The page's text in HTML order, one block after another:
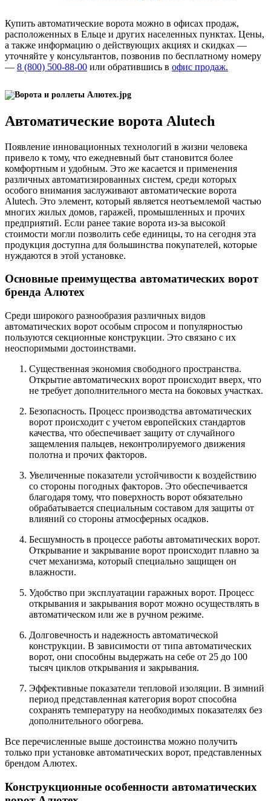
Купить автоматические ворота можно в офисах продаж,
расположенных в Ельце и других населенных пунктах. Цены,
а также информацию о действующих акциях и скидках —
уточняйте у консультантов, позвонив по бесплатному номеру
— 8 (800) 500-88-00 или обратившись в офис продаж.
Автоматические ворота Alutech
Появление инновационных технологий в жизни человека
привело к тому, что ежедневный быт становится более
комфортным и удобным. Это же касается и применения
различных автоматизированных систем, среди которых
особого внимания заслуживают автоматические ворота
Alutech. Это элемент, который является неотъемлемой частью
многих жилых домов, гаражей, промышленных и прочих
предприятий. Если ранее такие ворота из-за высокой
стоимости могли позволить себе единицы, то на сегодня эта
продукция доступна для большинства покупателей, которые
нуждаются в этой установке.
Основные преимущества автоматических ворот
бренда Алютех
Среди широкого разнообразия различных видов
автоматических ворот особым спросом и популярностью
пользуются секционные конструкции. Это связано с их
неоспоримыми достоинствами.
Существенная экономия свободного пространства.
Открытие автоматических ворот происходит вверх, что
не требует дополнительного места на боковых участках.
Безопасность. Процесс производства автоматических
ворот происходит с учетом европейских стандартов
качества, что обеспечивает защиту от случайного
защемления пальцев, неконтролируемого движения
полотна и прочих факторов.
Увеличенные показатели устойчивости к воздействию
со стороны погодных факторов. Это обеспечивается
благодаря тому, что поверхность ворот обязательно
обрабатывается специальным составом для защиты от
влияний со стороны атмосферных осадков.
Бесшумность в процессе работы автоматических ворот.
Открывание и закрывание ворот происходит плавно за
счет механизма, который специально защищен он
влажности.
Удобство при эксплуатации гаражных ворот. Процесс
открывания и закрывания ворот можно осуществлять в
автоматическом или же в ручном режиме.
Долговечность и надежность автоматической
конструкции. В зависимости от типа автоматических
ворот, они способны выдержать на себе от 25 до 100
тысяч циклов открывания и закрывания.
Эффективные показатели тепловой изоляции. В зимний
период представленная категория ворот способна
сохранять температуру на необходимых показателях без
дополнительного обогрева.
Все перечисленные выше достоинства можно получить
только при установке автоматических ворот, представленных
брендом Алютех.
Конструкционные особенности автоматических